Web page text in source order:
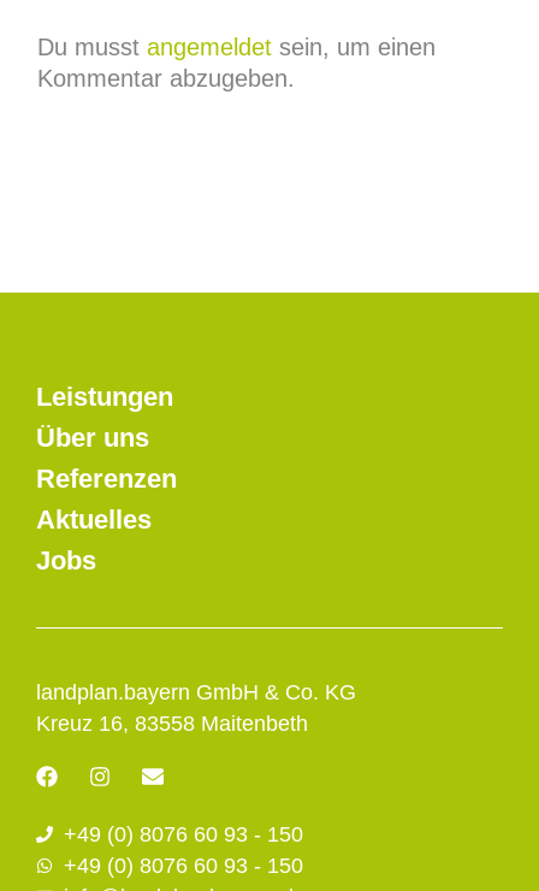
Du musst angemeldetsein, um einen
Kommentar abzugeben.
landplan.bayern GmbH & Co. KG
Kreuz 16, 83558 Maitenbeth
F
a
e
b
o
I
n
t
a
g
E
e
l
o
+49 (0) 8076 60 93 - 150
+49 (0) 8076 60 93 - 150
Leistungen
Über uns
Referenzen
Aktuelles
Jobs